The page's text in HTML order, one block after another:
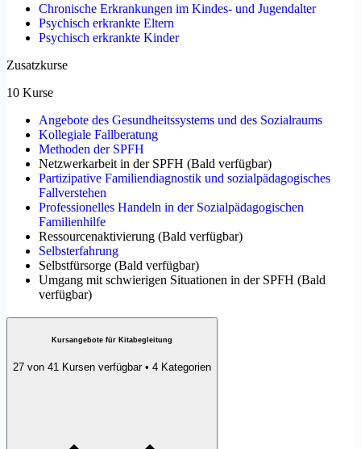
Chronische Erkrankungen im Kindes- und Jugendalter
Psychisch erkrankte Eltern
Psychisch erkrankte Kinder
Zusatzkurse
10 Kurse
Angebote des Gesundheitssystems und des Sozialraums
Kollegiale Fallberatung
Methoden der SPFH
Netzwerkarbeit in der SPFH (Bald verfügbar)
Partizipative Familiendiagnostik und sozialpädagogisches
Fallverstehen
Professionelles Handeln in der Sozialpädagogischen
Familienhilfe
Ressourcenaktivierung (Bald verfügbar)
Selbsterfahrung
Selbstfürsorge (Bald verfügbar)
Umgang mit schwierigen Situationen in der SPFH (Bald
verfügbar)
Kursangebote für Kitabegleitung
27 von 41 Kursen verfügbar • 4 Kategorien